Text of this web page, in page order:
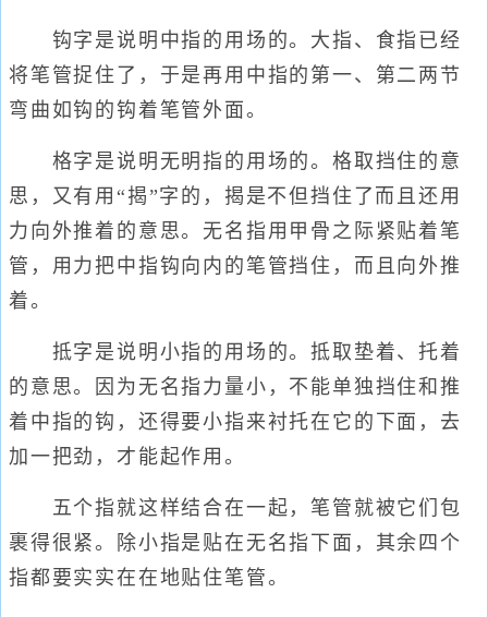
钩字是说明中指的用场的。大指、食指已经
将笔管捉住了，于是再用中指的第一、第二两节
弯曲如钩的钩着笔管外面。
格字是说明无明指的用场的。格取挡住的意
思，又有用“揭”字的，揭是不但挡住了而且还用
力向外推着的意思。无名指用甲骨之际紧贴着笔
管，用力把中指钩向内的笔管挡住，而且向外推
着。
抵字是说明小指的用场的。抵取垫着、托着
的意思。因为无名指力量小，不能单独挡住和推
着中指的钩，还得要小指来衬托在它的下面，去
加一把劲，才能起作用。
五个指就这样结合在一起，笔管就被它们包
裹得很紧。除小指是贴在无名指下面，其余四个
指都要实实在在地贴住笔管。